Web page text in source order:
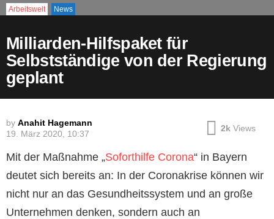
Arbeitswelt News
Milliarden-Hilfspaket für
Selbstständige von der Regierung
geplant
by Anahit Hagemann
19. März 2020, 10:37
2k Views
Mit der Maßnahme „Soforthilfe Corona“ in Bayern
deutet sich bereits an: In der Coronakrise können wir
nicht nur an das Gesundheitssystem und an große
Unternehmen denken, sondern auch an